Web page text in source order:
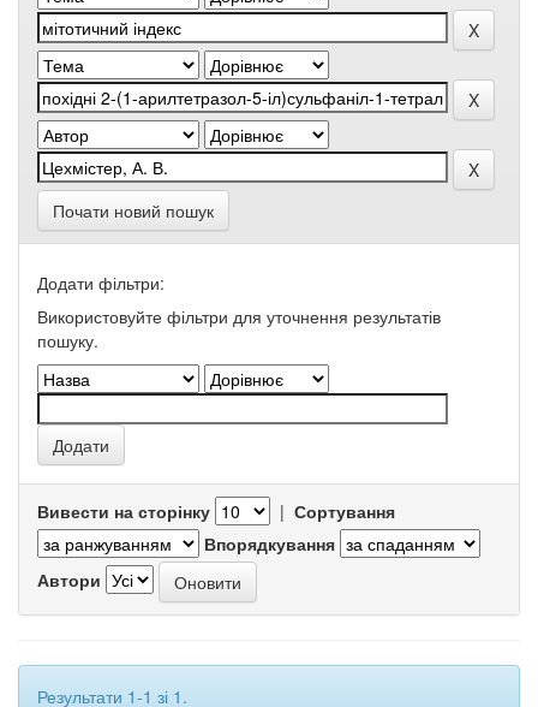
Почати новий пошук
Додати фільтри:
Використовуйте фільтри для уточнення результатів
пошуку.
Вивести на сторінку | Сортування
Впорядкування
Автори
Результати 1-1 зі 1.